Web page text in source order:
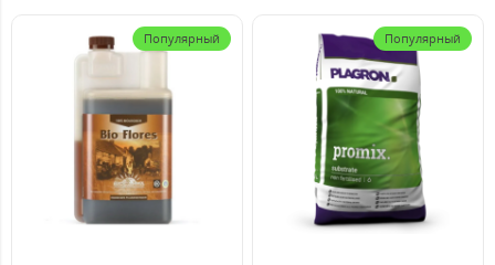
Популярный Популярный